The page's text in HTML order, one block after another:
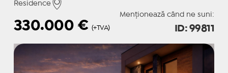
Residence
Menționează când ne suni:
330.000 € (+TVA) ID: 99811